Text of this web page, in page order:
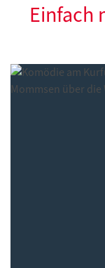
Einfach